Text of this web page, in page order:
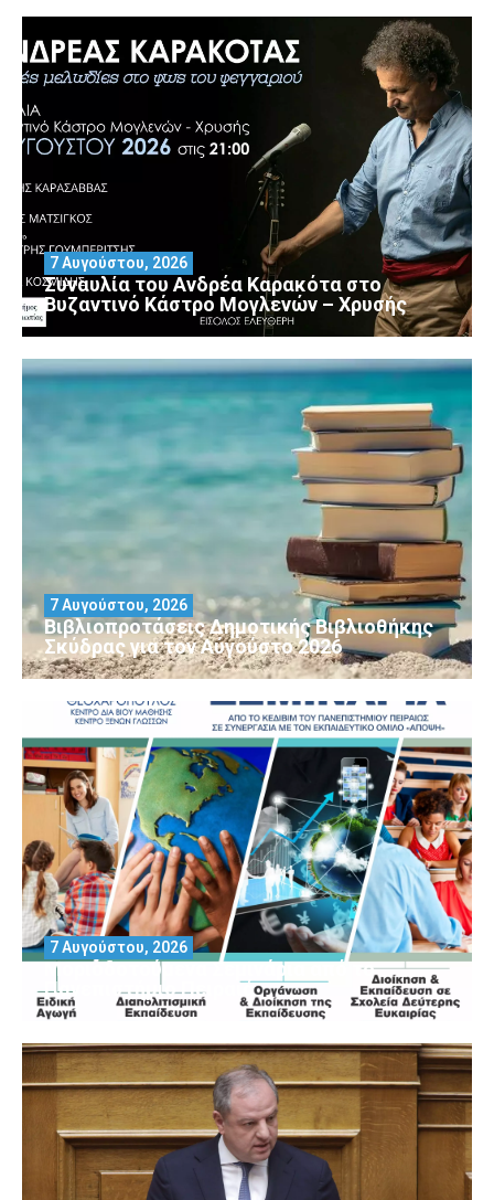
Συναυλία του Ανδρέα Καρακότα στο
Βυζαντινό Κάστρο Μογλενών – Χρυσής
7 Αυγούστου, 2026
Βιβλιοπροτάσεις Δημοτικής Βιβλιοθήκης
Σκύδρας για τον Αύγούστο 2026
7 Αυγούστου, 2026
Μοριοδοτούμενα Σεμινάρια από το
Πανεπιστήμιο Πειραιά
7 Αυγούστου, 2026